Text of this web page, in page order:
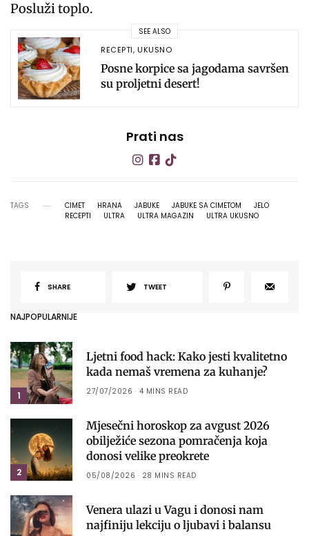
Posluži toplo.
SEE ALSO
RECEPTI, UKUSNO
Posne korpice sa jagodama savršen
su proljetni desert!
Prati nas
TAGS CIMET HRANA JABUKE JABUKE SA CIMETOM
JELO
RECEPTI
ULTRA ULTRA MAGAZIN ULTRA UKUSNO
SHARE TWEET
NAJPOPULARNIJE
1
Ljetni food hack: Kako jesti kvalitetno
kada nemaš vremena za kuhanje?
27/07/2026 4 MINS READ
2
Mjesečni horoskop za avgust 2026
obilježiće sezona pomračenja koja
donosi velike preokrete
05/08/2026 28 MINS READ
Venera ulazi u Vagu i donosi nam
najfiniju lekciju o ljubavi i balansu